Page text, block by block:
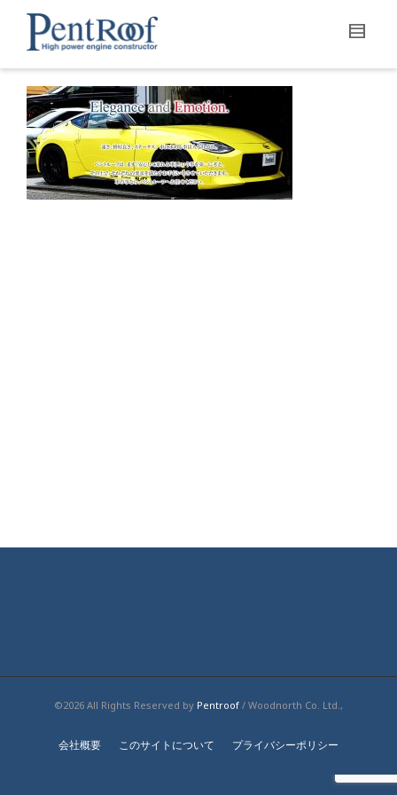
©2026 All Rights Reserved by Pentroof / Woodnorth Co. Ltd.,
会社概要 このサイトについて プライバシーポリシー